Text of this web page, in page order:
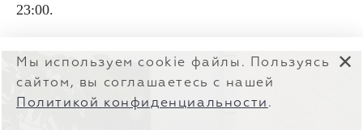
23:00.
Мы используем cookie файлы. Пользуясь
сайтом, вы соглашаетесь с нашей
Политикой конфиденциальности .
✕